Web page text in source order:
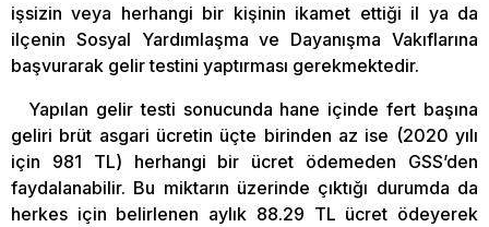
işsizin veya herhangi bir kişinin ikamet ettiği il ya da
ilçenin Sosyal Yardımlaşma ve Dayanışma Vakıflarına
başvurarak gelir testini yaptırması gerekmektedir.
Yapılan gelir testi sonucunda hane içinde fert başına
geliri brüt asgari ücretin üçte birinden az ise (2020 yılı
için 981 TL) herhangi bir ücret ödemeden GSS’den
faydalanabilir. Bu miktarın üzerinde çıktığı durumda da
herkes için belirlenen aylık 88.29 TL ücret ödeyerek